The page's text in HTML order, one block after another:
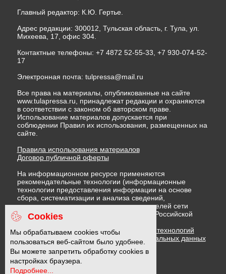
Главный редактор: К.Ю. Гертье.
Адрес редакции: 300012, Тульская область, г. Тула, ул.
Михеева, 17, офис 304.
Контактные телефоны: +7 4872 52-55-33, +7 930-074-52-
17
Электронная почта: tulpressa@mail.ru
Все права на материалы, опубликованные на сайте
www.tulapressa.ru, принадлежат редакции и охраняются
в соответствии с законом об авторском праве.
Использование материалов допускается при
соблюдении Правил их использования, размещенных на
сайте.
Правила использования материалов
Договор публичной оферты
На информационном ресурсе применяются
рекомендательные технологии (информационные
технологии предоставления информации на основе
сбора, систематизации и анализа сведений,
относящихся к предпочтениям пользователей сети
"Интернет", находящихся на территории Российской
Федерации)
Правила применения рекомендательных технологий
Политика в отношении обработки персональных данных
Политика обработки файлов cookie
Cookies
Мы обрабатываем cookies чтобы
пользоваться веб-сайтом было удобнее.
Вы можете запретить обработку cookies в
настройках браузера.
Подробнее...